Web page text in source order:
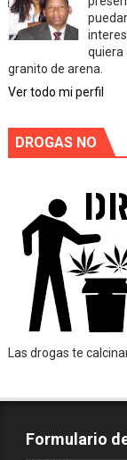
quiera
granito de arena.
Ver todo mi perfil
DROGAS NO
Las drogas te
Formulario